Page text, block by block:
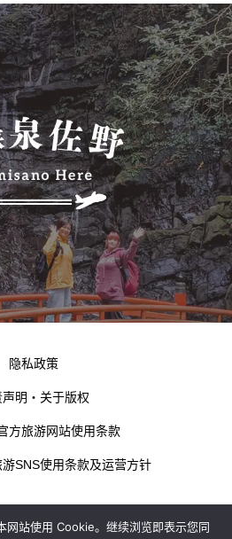
隐私政策
明・关于版权
方旅游网站使用条款
SNS使用条款及运营方针
网站使用 Cookie。继续浏览即表示您同